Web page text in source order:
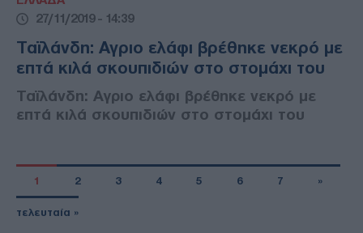
27/11/2019 - 14:39
Ταϊλάνδη: Αγριο ελάφι βρέθηκε νεκρό με
επτά κιλά σκουπιδιών στο στομάχι του
Ταϊλάνδη: Αγριο ελάφι βρέθηκε νεκρό με
επτά κιλά σκουπιδιών στο στομάχι του
1 2 3 4 5 6 7 »
τελευταία »